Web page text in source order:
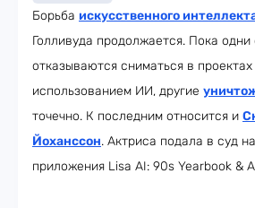
Борьба искусственного
Голливуда продолжается. Пока одни
отказываются сниматься в
использованием ИИ, другие
точечно. К последним относится и
Йоханссон. Актриса подала в суд
приложения Lisa AI: 90s Yearbook &